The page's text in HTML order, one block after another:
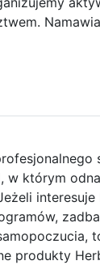
w którym
interesuje
produkty